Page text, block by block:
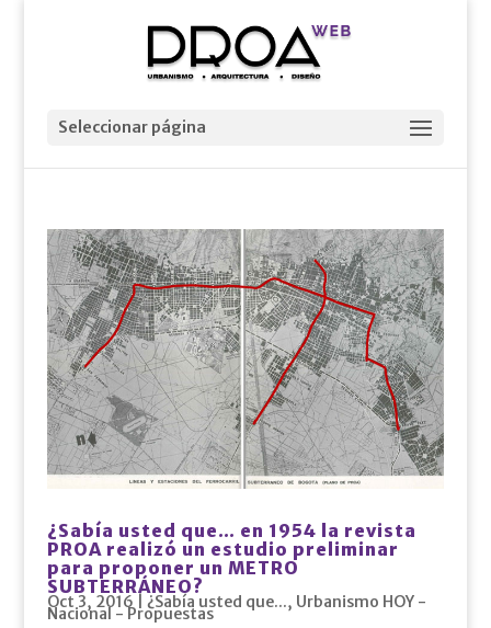
Seleccionar página
¿Sabía usted que… en 1954 la revista
PROA realizó un estudio preliminar
para proponer un METRO
SUBTERRÁNEO?
Oct 3, 2016 ¿Sabía usted que..., Urbanismo HOY -
Nacional - Propuestas